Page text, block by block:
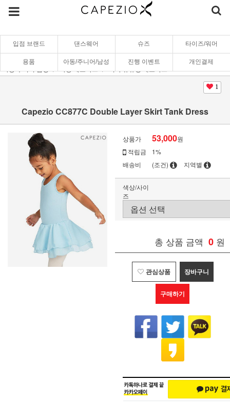
입점 브랜드 댄스웨어 슈즈 타이즈/워머
용품 아동/주니어/남성 진행 이벤트 개인결제
1
Capezio CC877C Double Layer Skirt Tank Dress
상품가 53,000원
적립금
1%
배송비
(조건) 지역별
색상/사이
즈
총 상품 금액 0 원
관심상품 장바구니
구매하기